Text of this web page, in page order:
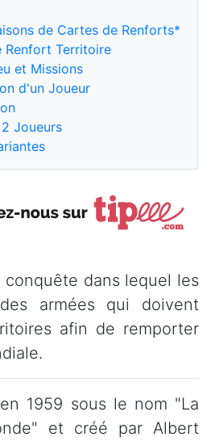
de Cartes de Renforts*
Renfort Territoire
et Missions
d'un Joueur
Joueurs
dans lequel les
armées qui doivent
afin de remporter
1959 sous le nom "La
et créé par Albert